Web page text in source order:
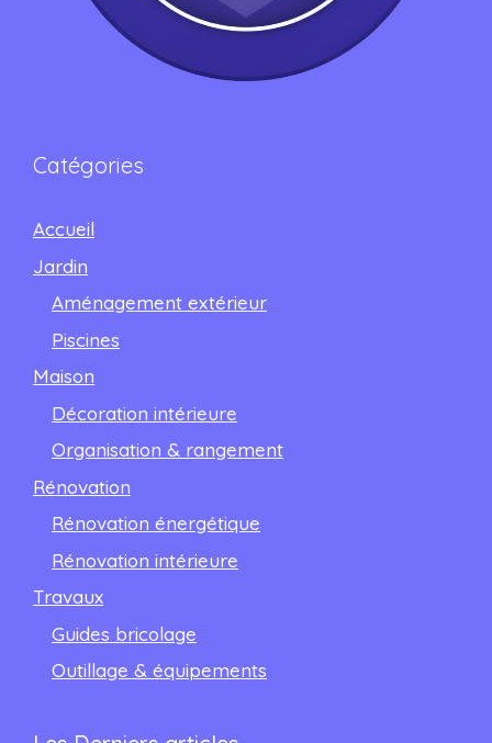
Catégories
Accueil
Jardin
Aménagement extérieur
Piscines
Maison
Décoration intérieure
Organisation & rangement
Rénovation
Rénovation énergétique
Rénovation intérieure
Travaux
Guides bricolage
Outillage & équipements